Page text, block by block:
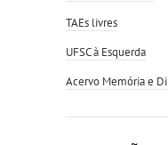
TAEs livres
UFSC à Esquerda
Acervo Memória e